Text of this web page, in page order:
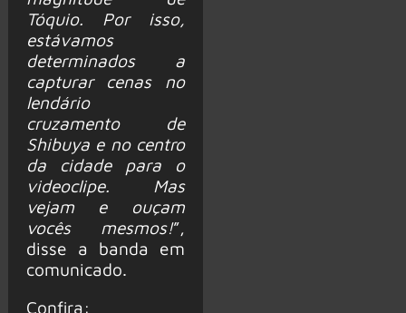
Tóquio. Por isso,
estávamos
determinados a
capturar cenas no
lendário
cruzamento de
Shibuya e no centro
da cidade para o
videoclipe. Mas
vejam e ouçam
vocês mesmos!”,
disse a banda em
comunicado.
Confira: